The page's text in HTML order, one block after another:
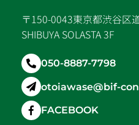
〒150-0043東京都渋谷区
SHIBUYA SOLASTA 3F
050-8887-7798
otoiawase@bif-
FACEBOOK